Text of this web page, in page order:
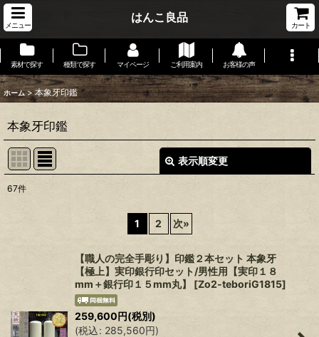
メニュー
はんこ良品
カート
素材で探す 種類で探す マイページ ご利用案内 お客様の声
ホーム > 本象牙印鑑
本象牙印鑑
表示順変更
67件
1 2 次»
【職人の完全手彫り】印鑑２本セット 本象牙
【極上】実印銀行印セット/男性用【実印１８
mm＋銀行印１５mm丸】
[Zo2-teboriG1815]
259,600円(税別)
(税込: 285,560円)